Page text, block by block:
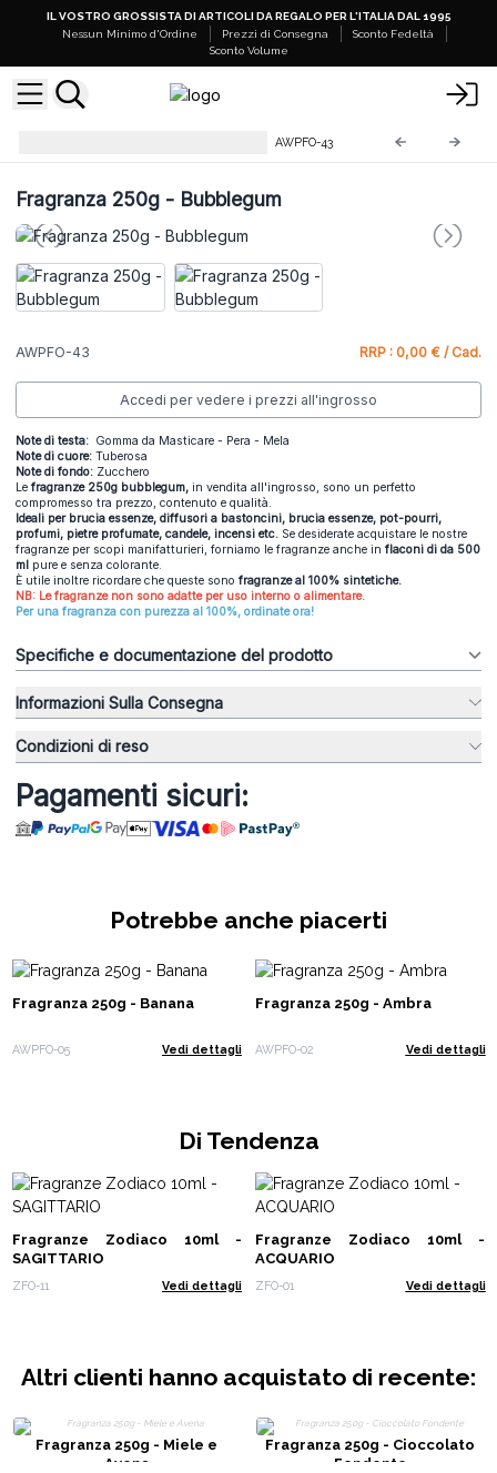
IL VOSTRO GROSSISTA DI ARTICOLI DA REGALO PER L'ITALIA DAL 1995
Nessun Minimo d'Ordine
Prezzi di Consegna
Sconto Fedeltà
Sconto Volume
AWPFO-43
Fragranza 250g - Bubblegum
AWPFO-43 RRP : 0,00 € / Cad.
Accedi per vedere i prezzi all'ingrosso
Note di testa: Gomma da Masticare - Pera - Mela
Note di cuore: Tuberosa
Note di fondo: Zucchero
Le fragranze 250g bubblegum, in vendita all'ingrosso, sono un perfetto
compromesso tra prezzo, contenuto e qualità.
Ideali per brucia essenze, diffusori a bastoncini, brucia essenze, pot-pourri,
profumi, pietre profumate, candele, incensi etc. Se desiderate acquistare le nostre
fragranze per scopi manifatturieri, forniamo le fragranze anche in flaconi di da 500
ml pure e senza colorante.
È utile inoltre ricordare che queste sono fragranze al 100% sintetiche.
NB: Le fragranze non sono adatte per uso interno o alimentare.
Per una fragranza con purezza al 100%, ordinate ora!
Specifiche e documentazione del prodotto
Informazioni Sulla Consegna
Condizioni di reso
Pagamenti sicuri:
Potrebbe anche piacerti
Fragranza 250g - Banana
AWPFO-05 Vedi dettagli
Fragranza 250g - Ambra
AWPFO-02 Vedi dettagli
Di Tendenza
Fragranze Zodiaco 10ml -
SAGITTARIO
ZFO-11 Vedi dettagli
Fragranze Zodiaco 10ml -
ACQUARIO
ZFO-01 Vedi dettagli
Altri clienti hanno acquistato di recente:
Fragranza 250g - Miele e
Avena
Fragranza 250g - Cioccolato
Fondente